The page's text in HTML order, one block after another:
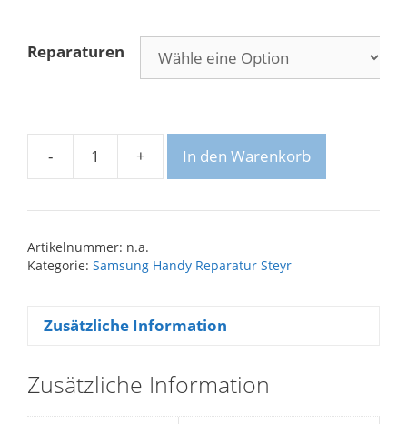
Reparaturen
-
Samsung
J3
Menge
+ In den Warenkorb
Artikelnummer: n.a.
Kategorie: Samsung Handy Reparatur Steyr
Zusätzliche Information
Zusätzliche Information